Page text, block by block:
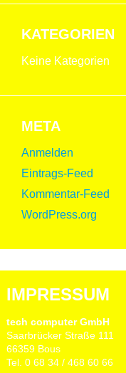
KATEGORIEN
Keine Kategorien
META
Anmelden
Eintrags-Feed
Kommentar-Feed
WordPress.org
IMPRESSUM
tech computer GmbH
Saarbrücker Straße 111
66359 Bous
Tel. 0 68 34 / 468 60 66